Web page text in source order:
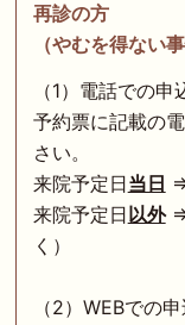
再診の方
（やむを得ない
（1）電話での申
予約票に記載の
さい。
来院予定日当日
来院予定日以外⇒
く）
（2）WEBでの